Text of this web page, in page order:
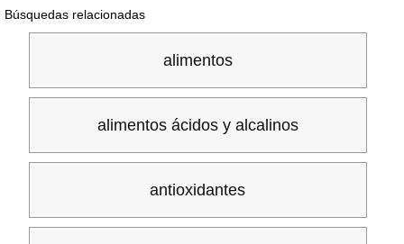
Búsquedas relacionadas
alimentos
alimentos ácidos y alcalinos
antioxidantes